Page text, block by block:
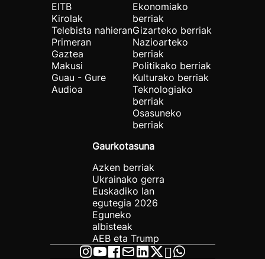
EITB
Kirolak
Telebista nahieran
Primeran
Gaztea
Makusi
Guau - Gure
Audioa
Ekonomiako
berriak
Gizarteko berriak
Nazioarteko
berriak
Politikako berriak
Kulturako berriak
Teknologiako
berriak
Osasuneko
berriak
Gaurkotasuna
Azken berriak
Ukrainako gerra
Euskadiko lan
egutegia 2026
Eguneko
albisteak
AEB eta Trump